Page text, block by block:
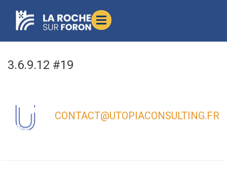
principal
3.6.9.12 #19
CONTACT@UTOPIACONSULTING.FR